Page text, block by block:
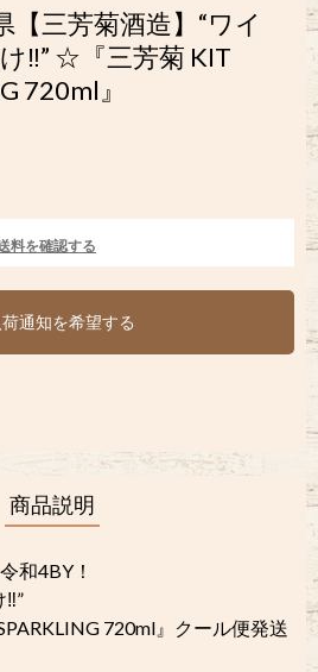
【三芳菊酒造】“ワイ
‼︎” ☆『三芳菊 KIT
720ml』
料を確認する
通知を希望する
商品説明
和4BY！
720ml』クール便発送